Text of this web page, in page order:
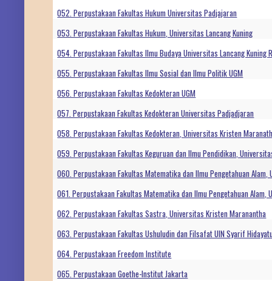
052. Perpustakaan Fakultas Hukum Universitas Padjajaran
053. Perpustakaan Fakultas Hukum, Universitas Lancang Kuning
054. Perpustakaan Fakultas Ilmu Budaya Universitas Lancang Kuning
055. Perpustakaan Fakultas Ilmu Sosial dan Ilmu Politik UGM
056. Perpustakaan Fakultas Kedokteran UGM
057. Perpustakaan Fakultas Kedokteran Universitas Padjadjaran
058. Perpustakaan Fakultas Kedokteran, Universitas Kristen
059. Perpustakaan Fakultas Keguruan dan Ilmu Pendidikan,
060. Perpustakaan Fakultas Matematika dan Ilmu Pengetahuan
061. Perpustakaan Fakultas Matematika dan Ilmu Pengetahuan Alam,
062. Perpustakaan Fakultas Sastra, Universitas Kristen Maranantha
063. Perpustakaan Fakultas Ushuludin dan Filsafat UIN Syarif
064. Perpustakaan Freedom Institute
065. Perpustakaan Goethe-Institut Jakarta